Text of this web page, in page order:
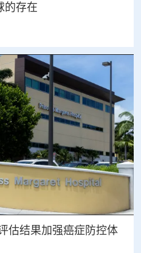
的存在
估结果加强癌症防控体